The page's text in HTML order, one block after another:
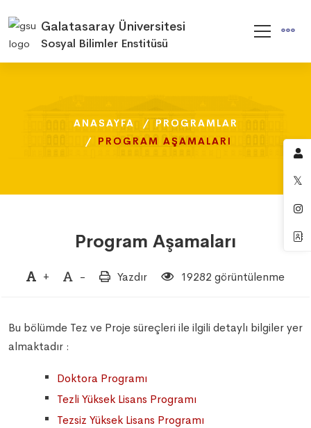
Galatasaray Üniversitesi
Sosyal Bilimler Enstitüsü
ANASAYFA
PROGRAMLAR
PROGRAM AŞAMALARI
ANASAYFA
PROGRAMLAR
PROGRAM AŞAMALARI
ANASAYFA
PROGRAMLAR
PROGRAM AŞAMALARI
Program Aşamaları
+ - Yazdır 19282 görüntülenme
Bu bölümde Tez ve Proje süreçleri ile ilgili detaylı bilgiler yer
almaktadır :
Doktora Programı
Tezli Yüksek Lisans Programı
Tezsiz Yüksek Lisans Programı